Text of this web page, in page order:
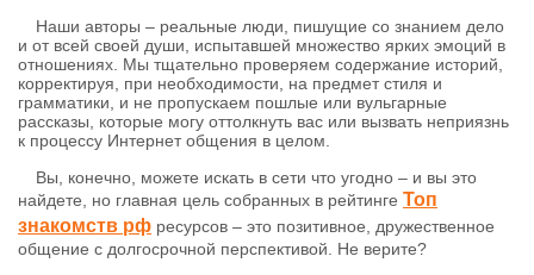
Наши авторы – реальные люди, пишущие со знанием дело
и от всей своей души, испытавшей множество ярких эмоций в
отношениях. Мы тщательно проверяем содержание историй,
корректируя, при необходимости, на предмет стиля и
грамматики, и не пропускаем пошлые или вульгарные
рассказы, которые могу оттолкнуть вас или вызвать неприязнь
к процессу Интернет общения в целом.
Вы, конечно, можете искать в сети что угодно – и вы это
найдете, но главная цель собранных в рейтинге Топ
знакомств рф ресурсов – это позитивное, дружественное
общение с долгосрочной перспективой. Не верите?